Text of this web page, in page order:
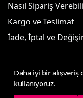
Nasıl Sipariş
Kargo ve Teslimat
İade, İptal ve
© 2025
Daha iyi bir alışveriş
kullanıyoruz.